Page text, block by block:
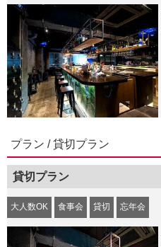
プラン / 貸切プラン
貸切プラン
大人数OK 食事会 貸切 忘年会